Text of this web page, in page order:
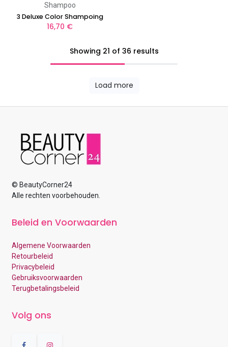
Shampoo
3 Deluxe Color Shampoing
16,70 €
Showing 21 of 36 results
Load more
© BeautyCorner24
Alle rechten voorbehouden.
Beleid en Voorwaarden
Algemene Voorwaarden
Retourbeleid
Privacybeleid
Gebruiksvoorwaarden
Terugbetalingsbeleid
Volg ons